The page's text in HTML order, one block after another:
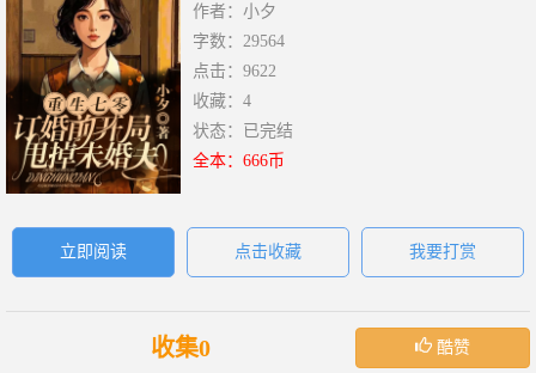
作者：小夕
字数：29564
点击：9622
收藏：4
状态：已完结
全本：666币
立即阅读 点击收藏 我要打赏
收集0 酷赞